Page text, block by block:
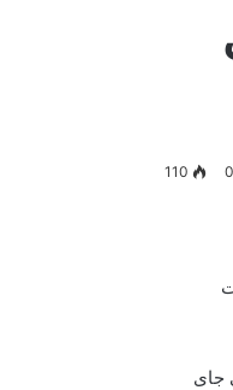
0
110
جای